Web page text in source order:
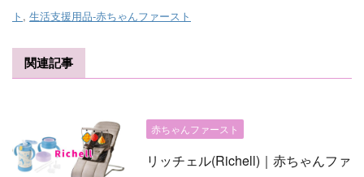
ト , 生活支援用品-赤ちゃんファースト
関連記事
赤ちゃんファースト
リッチェル(Richell)｜赤ちゃんファ